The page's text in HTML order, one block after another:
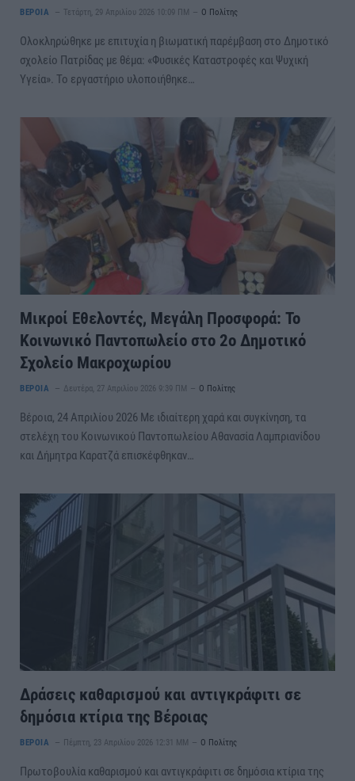
ΒΕΡΟΙΑ Τετάρτη, 29 Απριλίου 2026 10:09 ΠΜ Ο Πολίτης
Ολοκληρώθηκε με επιτυχία η βιωματική παρέμβαση στο Δημοτικό
σχολείο Πατρίδας με θέμα: «Φυσικές Καταστροφές και Ψυχική
Υγεία». Το εργαστήριο υλοποιήθηκε…
Μικροί Εθελοντές, Μεγάλη Προσφορά: Το
Κοινωνικό Παντοπωλείο στο 2ο Δημοτικό
Σχολείο Μακροχωρίου
ΒΕΡΟΙΑ Δευτέρα, 27 Απριλίου 2026 9:39 ΠΜ Ο Πολίτης
Βέροια, 24 Απριλίου 2026 Με ιδιαίτερη χαρά και συγκίνηση, τα
στελέχη του Κοινωνικού Παντοπωλείου Αθανασία Λαμπριανίδου
και Δήμητρα Καρατζά επισκέφθηκαν…
Δράσεις καθαρισμού και αντιγκράφιτι σε
δημόσια κτίρια της Βέροιας
ΒΕΡΟΙΑ Πέμπτη, 23 Απριλίου 2026 12:31 ΜΜ Ο Πολίτης
Πρωτοβουλία καθαρισμού και αντιγκράφιτι σε δημόσια κτίρια της